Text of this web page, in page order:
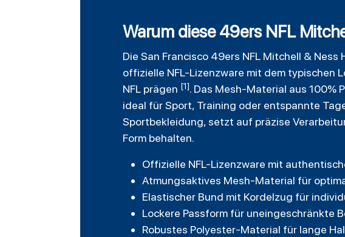
Warum diese 49ers NFL
Die San Francisco 49ers NFL Mitchell & Ness
offizielle NFL-Lizenzware mit dem typischen
NFL prägen [1]. Das Mesh-Material aus 100%
ideal für Sport, Training oder entspannte
Sportbekleidung, setzt auf präzise
Form behalten.
Offizielle NFL-Lizenzware mit
Atmungsaktives Mesh-Material für
Elastischer Bund mit Kordelzug für
Lockere Passform für uneingeschränkte
Robustes Polyester-Material für lange